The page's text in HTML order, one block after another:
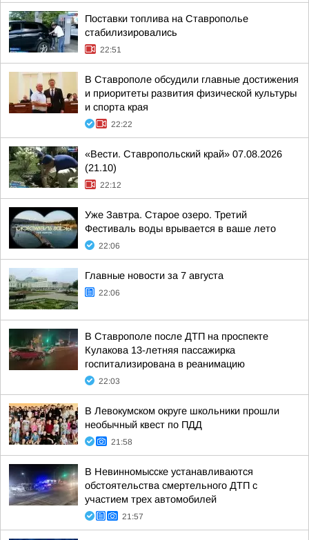
Поставки топлива на Ставрополье
стабилизировались
22:51
В Ставрополе обсудили главные достижения
и приоритеты развития физической культуры
и спорта края
22:22
«Вести. Ставропольский край» 07.08.2026
(21.10)
22:12
Уже Завтра. Старое озеро. Третий
Фестиваль воды врывается в ваше лето
22:06
Главные новости за 7 августа
22:06
В Ставрополе после ДТП на проспекте
Кулакова 13-летняя пассажирка
госпитализирована в реанимацию
22:03
В Левокумском округе школьники прошли
необычный квест по ПДД
21:58
В Невинномысске устанавливаются
обстоятельства смертельного ДТП с
участием трех автомобилей
21:57